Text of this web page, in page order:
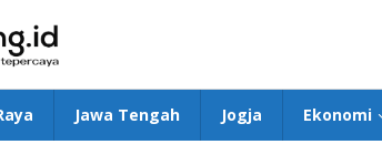
Jawa Tengah Jogja Ekonomi